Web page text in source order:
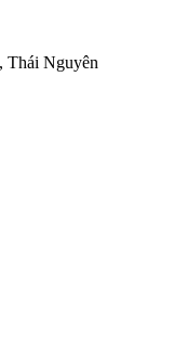
Thái Nguyên